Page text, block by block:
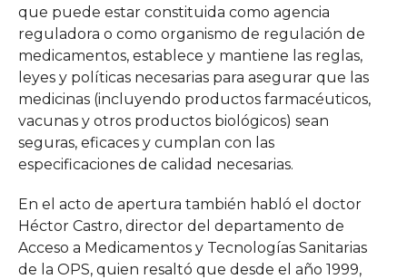
que puede estar constituida como agencia
reguladora o como organismo de regulación de
medicamentos, establece y mantiene las reglas,
leyes y políticas necesarias para asegurar que las
medicinas (incluyendo productos farmacéuticos,
vacunas y otros productos biológicos) sean
seguras, eficaces y cumplan con las
especificaciones de calidad necesarias.
En el acto de apertura también habló el doctor
Héctor Castro, director del departamento de
Acceso a Medicamentos y Tecnologías Sanitarias
de la OPS, quien resaltó que desde el año 1999,